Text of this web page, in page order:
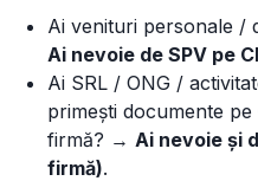
Ai venituri personale /
Ai nevoie de SPV pe
Ai SRL / ONG /
primești documente
firmă? → Ai nevoie și
firmă).